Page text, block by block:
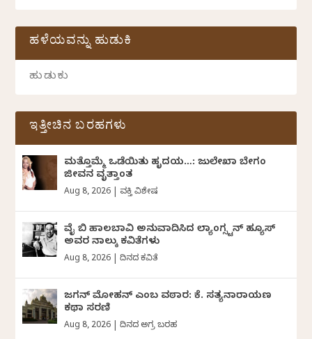
ಹಳೆಯವನ್ನು ಹುಡುಕಿ
ಇತ್ತೀಚಿನ ಬರಹಗಳು
ಮತ್ತೊಮ್ಮೆ ಒಡೆಯಿತು ಹೃದಯ…: ಜುಲೇಖಾ ಬೇಗಂ
ಜೀವನ ವೃತ್ತಾಂತ
Aug 8, 2026 ವ್ಯಕ್ತಿ ವಿಶೇಷ
ವೈ ಬಿ ಹಾಲಬಾವಿ ಅನುವಾದಿಸಿದ ಲ್ಯಾಂಗ್ಸ್ಟನ್ ಹ್ಯೂಸ್
ಅವರ ನಾಲ್ಕು ಕವಿತೆಗಳು
Aug 8, 2026 |ದಿನದ ಕವಿತೆ
ಜಗನ್‌ ಮೋಹನ್‌ ಎಂಬ ವಠಾರ: ಕೆ. ಸತ್ಯನಾರಾಯಣ
ಕಥಾ ಸರಣಿ
Aug 8, 2026 |ದಿನದ ಅಗ್ರ ಬರಹ